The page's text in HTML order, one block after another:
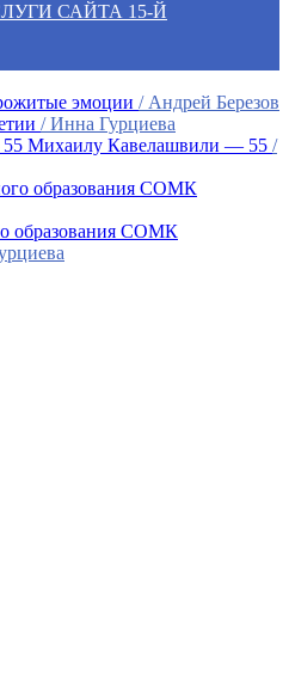
САЙТА 15-Й
эмоции / Андрей Березов
/ Инна Гурциева
Михаилу Кавелашвили — 55 /
образования СОМК